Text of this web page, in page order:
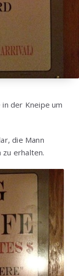
der Kneipe um
die Mann
erhalten.